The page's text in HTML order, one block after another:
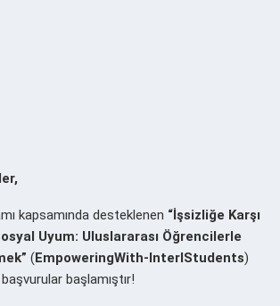
kapsamında desteklenen “İşsizliğe Karşı
Uyum: Uluslararası Öğrencilerle
(EmpoweringWith-InterlStudents)
başlamıştır!